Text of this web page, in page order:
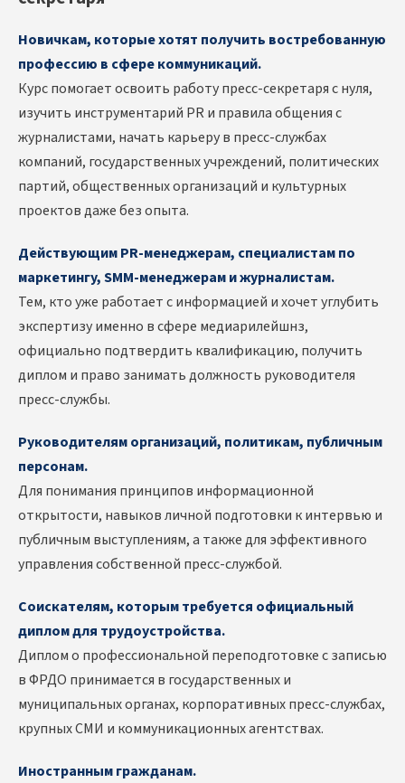
Новичкам, которые хотят получить востребованную
профессию в сфере коммуникаций.
Курс помогает освоить работу пресс-секретаря с нуля,
изучить инструментарий PR и правила общения с
журналистами, начать карьеру в пресс-службах
компаний, государственных учреждений, политических
партий, общественных организаций и культурных
проектов даже без опыта.
Действующим PR-менеджерам, специалистам по
маркетингу, SMM-менеджерам и журналистам.
Тем, кто уже работает с информацией и хочет углубить
экспертизу именно в сфере медиарилейшнз,
официально подтвердить квалификацию, получить
диплом и право занимать должность руководителя
пресс-службы.
Руководителям организаций, политикам, публичным
персонам.
Для понимания принципов информационной
открытости, навыков личной подготовки к интервью и
публичным выступлениям, а также для эффективного
управления собственной пресс-службой.
Соискателям, которым требуется официальный
диплом для трудоустройства.
Диплом о профессиональной переподготовке с записью
в ФРДО принимается в государственных и
муниципальных органах, корпоративных пресс-службах,
крупных СМИ и коммуникационных агентствах.
Иностранным гражданам.